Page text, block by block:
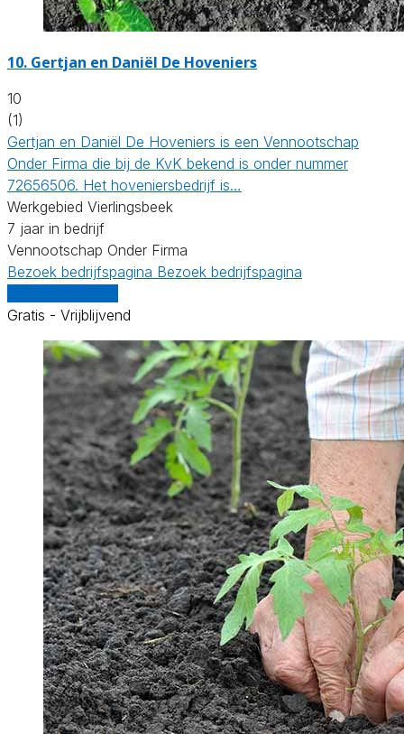
10. Gertjan en Daniël De Hoveniers
10
(1)
Gertjan en Daniël De Hoveniers is een Vennootschap
Onder Firma die bij de KvK bekend is onder nummer
72656506. Het hoveniersbedrijf is…
Werkgebied Vierlingsbeek
7 jaar in bedrijf
Vennootschap Onder Firma
Bezoek bedrijfspagina Bezoek bedrijfspagina
Gratis - Vrijblijvend